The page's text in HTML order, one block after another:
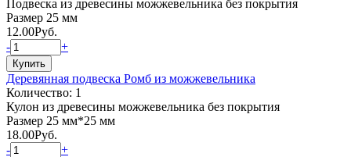
Подвеска из древесины можжевельника без покрытия
Размер 25 мм
12.00Руб.
-
+
Деревянная подвеска Ромб из можжевельника
Количество: 1
Кулон из древесины можжевельника без покрытия
Размер 25 мм*25 мм
18.00Руб.
-
+